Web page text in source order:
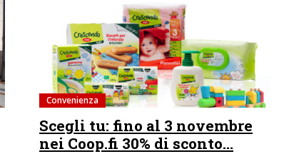
Convenienza
Scegli tu: fino al 3 novembre
nei Coop.fi 30% di sconto...